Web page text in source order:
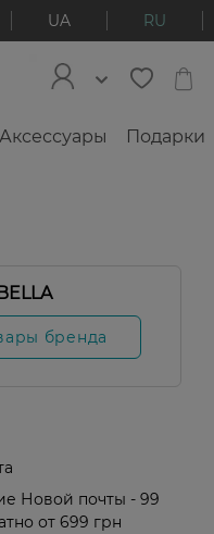
UA RU
Аксессуары Подарки
BELLA
бренда
Новой почты - 99
от 699 грн